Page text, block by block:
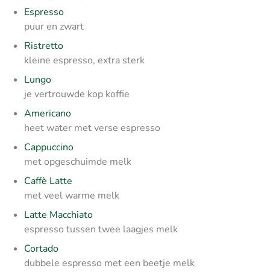
Espresso
puur en zwart
Ristretto
kleine espresso, extra sterk
Lungo
je vertrouwde kop koffie
Americano
heet water met verse espresso
Cappuccino
met opgeschuimde melk
Caffè Latte
met veel warme melk
Latte Macchiato
espresso tussen twee laagjes melk
Cortado
dubbele espresso met een beetje melk